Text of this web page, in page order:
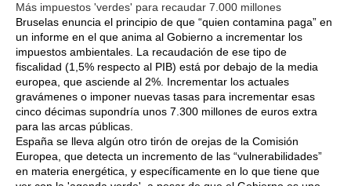
Más impuestos 'verdes' para recaudar 7.000 millones
Bruselas enuncia el principio de que “quien contamina paga” en
un informe en el que anima al Gobierno a incrementar los
impuestos ambientales. La recaudación de ese tipo de
fiscalidad (1,5% respecto al PIB) está por debajo de la media
europea, que asciende al 2%. Incrementar los actuales
gravámenes o imponer nuevas tasas para incrementar esas
cinco décimas supondría unos 7.300 millones de euros extra
para las arcas públicas.
España se lleva algún otro tirón de orejas de la Comisión
Europea, que detecta un incremento de las “vulnerabilidades”
en materia energética, y específicamente en lo que tiene que